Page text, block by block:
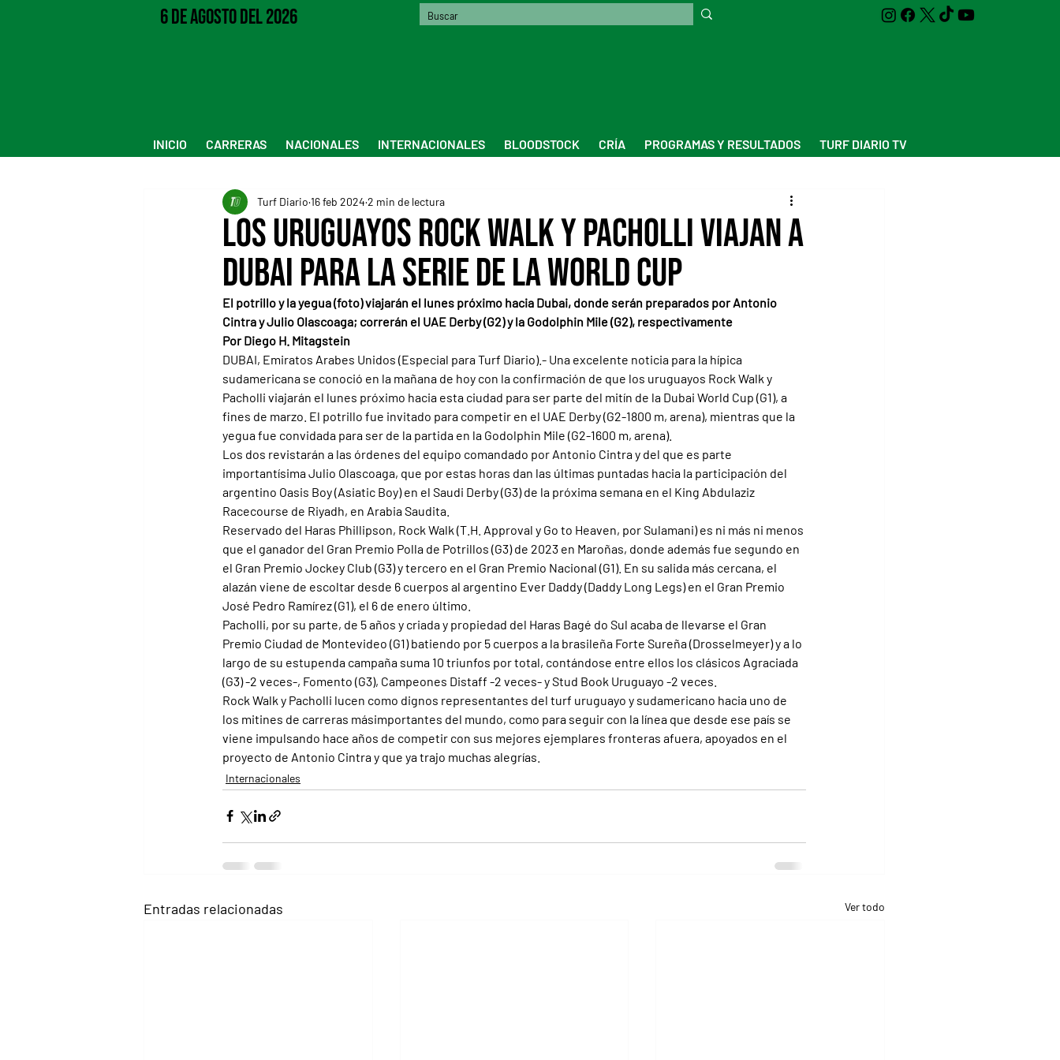
6 de Agosto del 2026
INICIO CARRERAS NACIONALES INTERNACIONALES BLOODSTOCK CRÍA PROGRAMAS Y RESULTADOS TURF DIARIO TV
Los uruguayos Rock Walk y Pacholli viajan a
Dubai para la serie de la World Cup
Turf Diario 16 feb 2024 2 min de lectura
El potrillo y la yegua (foto) viajarán el lunes próximo hacia Dubai, donde serán preparados por Antonio
Cintra y Julio Olascoaga; correrán el UAE Derby (G2) y la Godolphin Mile (G2), respectivamente
Por Diego H. Mitagstein
DUBAI, Emiratos Arabes Unidos (Especial para Turf Diario).- Una excelente noticia para la hípica
sudamericana se conoció en la mañana de hoy con la confirmación de que los uruguayos Rock Walk y
Pacholli viajarán el lunes próximo hacia esta ciudad para ser parte del mitín de la Dubai World Cup (G1), a
fines de marzo. El potrillo fue invitado para competir en el UAE Derby (G2-1800 m, arena), mientras que la
yegua fue convidada para ser de la partida en la Godolphin Mile (G2-1600 m, arena).
Los dos revistarán a las órdenes del equipo comandado por Antonio Cintra y del que es parte
importantísima Julio Olascoaga, que por estas horas dan las últimas puntadas hacia la participación del
argentino Oasis Boy (Asiatic Boy) en el Saudi Derby (G3) de la próxima semana en el King Abdulaziz
Racecourse de Riyadh, en Arabia Saudita.
Reservado del Haras Phillipson, Rock Walk (T.H. Approval y Go to Heaven, por Sulamani) es ni más ni menos
que el ganador del Gran Premio Polla de Potrillos (G3) de 2023 en Maroñas, donde además fue segundo en
el Gran Premio Jockey Club (G3) y tercero en el Gran Premio Nacional (G1). En su salida más cercana, el
alazán viene de escoltar desde 6 cuerpos al argentino Ever Daddy (Daddy Long Legs) en el Gran Premio
José Pedro Ramírez (G1), el 6 de enero último.
Pacholli, por su parte, de 5 años y criada y propiedad del Haras Bagé do Sul acaba de llevarse el Gran
Premio Ciudad de Montevideo (G1) batiendo por 5 cuerpos a la brasileña Forte Sureña (Drosselmeyer) y a lo
largo de su estupenda campaña suma 10 triunfos por total, contándose entre ellos los clásicos Agraciada
(G3) -2 veces-, Fomento (G3), Campeones Distaff -2 veces- y Stud Book Uruguayo -2 veces.
Rock Walk y Pacholli lucen como dignos representantes del turf uruguayo y sudamericano hacia uno de
los mitines de carreras másimportantes del mundo, como para seguir con la línea que desde ese país se
viene impulsando hace años de competir con sus mejores ejemplares fronteras afuera, apoyados en el
proyecto de Antonio Cintra y que ya trajo muchas alegrías.
Internacionales
Entradas relacionadas Ver todo